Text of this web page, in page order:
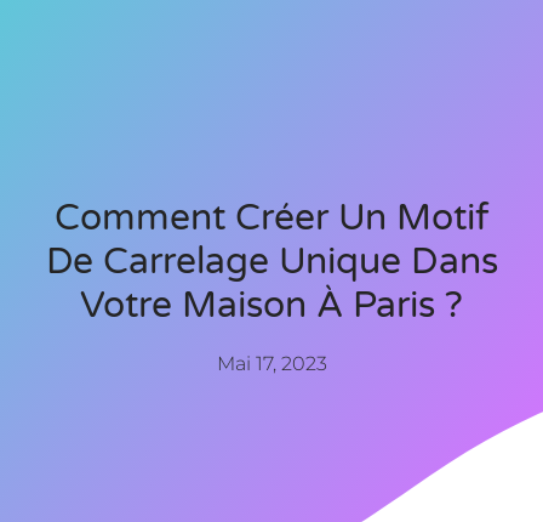
Comment Créer Un Motif
De Carrelage Unique Dans
Votre Maison À Paris ?
Mai 17, 2023